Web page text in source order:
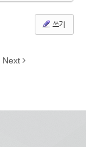
쓰기
Next